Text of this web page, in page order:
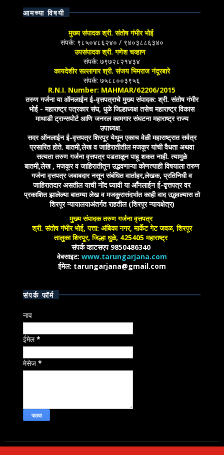
आमच्या विषयी
मुख्य संपादक श्री. संतोष गंभीर भोई
संपर्क: ९८५०४८६२४० / ९४०३८८६३४०
उपसंपादक श्री. गणेश चव्हाण
संपर्क: ७९७२८२१४३४
कायदेशीर सल्लागार श्री. संजय भिमराज नंदूरबारे
संपर्क: ७५८८००३९५६
R.N.I. Number: MAHMAR/62206/2015
तरुण गर्जना या ऑनलाईन ई-वृत्तपत्राचे मुख्य संपादक: श्री. संतोष गंभीर
भोई - महाराष्ट्र पत्रकार संघ, धुळे जिल्हाध्यक्ष तसेच महाराष्ट्र विकास
माथाडी ट्रान्सपोर्ट आणि जनरल कामगार संघटना महाराष्ट्र राज्य
उपाध्यक्ष.
सदर ऑनलाईन ई-वृत्तपत्र शिरपूर येथून एकाच वेळी महाराष्ट्रात सर्वत्र
प्रसारित होते. बातमी,लेख व जाहिरातीतील मजकूर यांची वैधता अथवा
सत्यता तरुण गर्जना वृत्तपत्र पडताळून पाहू शकत नाही. त्यामुळे
बातमी,लेख , मजकूर व जाहिरातीतून उद्भवणाऱ्या कोणत्याही विषयाला तरुण
गर्जना वृत्तपत्र जबाबदार नसून संबंधित वार्ताहर,लेखक, प्रतिनिधी व
जाहिरातदार असतील याची नोंद घ्यावी या आँनलाईन ई-वृत्तपत्र वर
प्रकाशित झालेल्या बातम्या लेख व मजकुरासंदर्भात काही वाद उद्भवल्यास तो
शिरपूर न्यायालयाअंतर्गत राहतील (शिरपूर न्यायक्षेत्र)
मुख्य संपादक तरुण गर्जना वृत्तपत्र
श्री. संतोष गंभीर भोई, पत्ता: अंबिका नगर, मार्केट गेट जवळ, शिरपूर
तालुका शिरपूर, जिल्हा धुळे, 425405 महाराष्ट्र
संपर्क व्हाटसएप 9850486340
वेबसाइट: www.tarungarjana.com
ईमेल: tarungarjana@gmail.com
संपर्क फॉर्म
नाव
ईमेल*
मेसेज*